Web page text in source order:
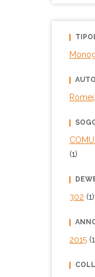
(1)
302 (1)
2015